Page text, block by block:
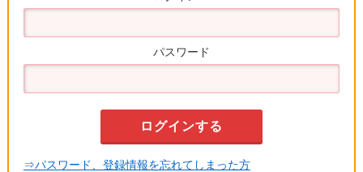
パスワード
⇒パスワード、登録情報を忘れてしまった方